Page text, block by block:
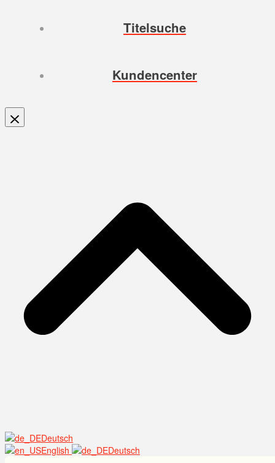
Titelsuche
Kundencenter
Deutsch
English
Deutsch